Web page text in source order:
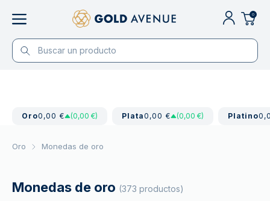
0
Oro0,00 € (0,00 €) Plata0,00 € (0,00 €) Platino
Oro Monedas de oro
Monedas de oro (373 productos)